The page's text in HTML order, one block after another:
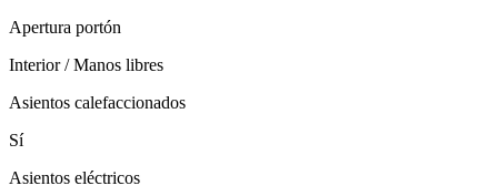
Apertura portón
Interior / Manos libres
Asientos calefaccionados
Sí
Asientos eléctricos